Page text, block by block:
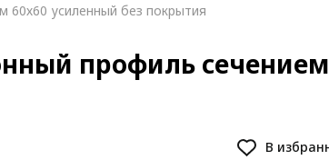
60х60 усиленный без покрытия
профиль сечением
В